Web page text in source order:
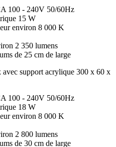
100 - 240V 50/60Hz
15 W
environ 8 000 K
2 350 lumens
de 25 cm de large
avec support acrylique 300 x 60 x
100 - 240V 50/60Hz
18 W
environ 8 000 K
2 800 lumens
de 30 cm de large